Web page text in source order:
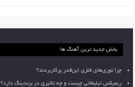
بخش جدید ترین آهنگ ها
چرا توری‌های فلزی این‌قدر پرکاربردند؟
ریمیکس تبلیغاتی چیست و چه تاثیری در برندینگ دارد؟